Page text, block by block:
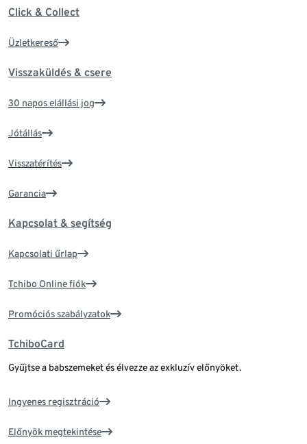
Click & Collect
Üzletkereső
Visszaküldés & csere
30 napos elállási jog
Jótállás
Visszatérítés
Garancia
Kapcsolat & segítség
Kapcsolati űrlap
Tchibo Online fiók
Promóciós szabályzatok
TchiboCard
Gyűjtse a babszemeket és élvezze az exkluzív előnyöket.
Ingyenes regisztráció
Előnyök megtekintése